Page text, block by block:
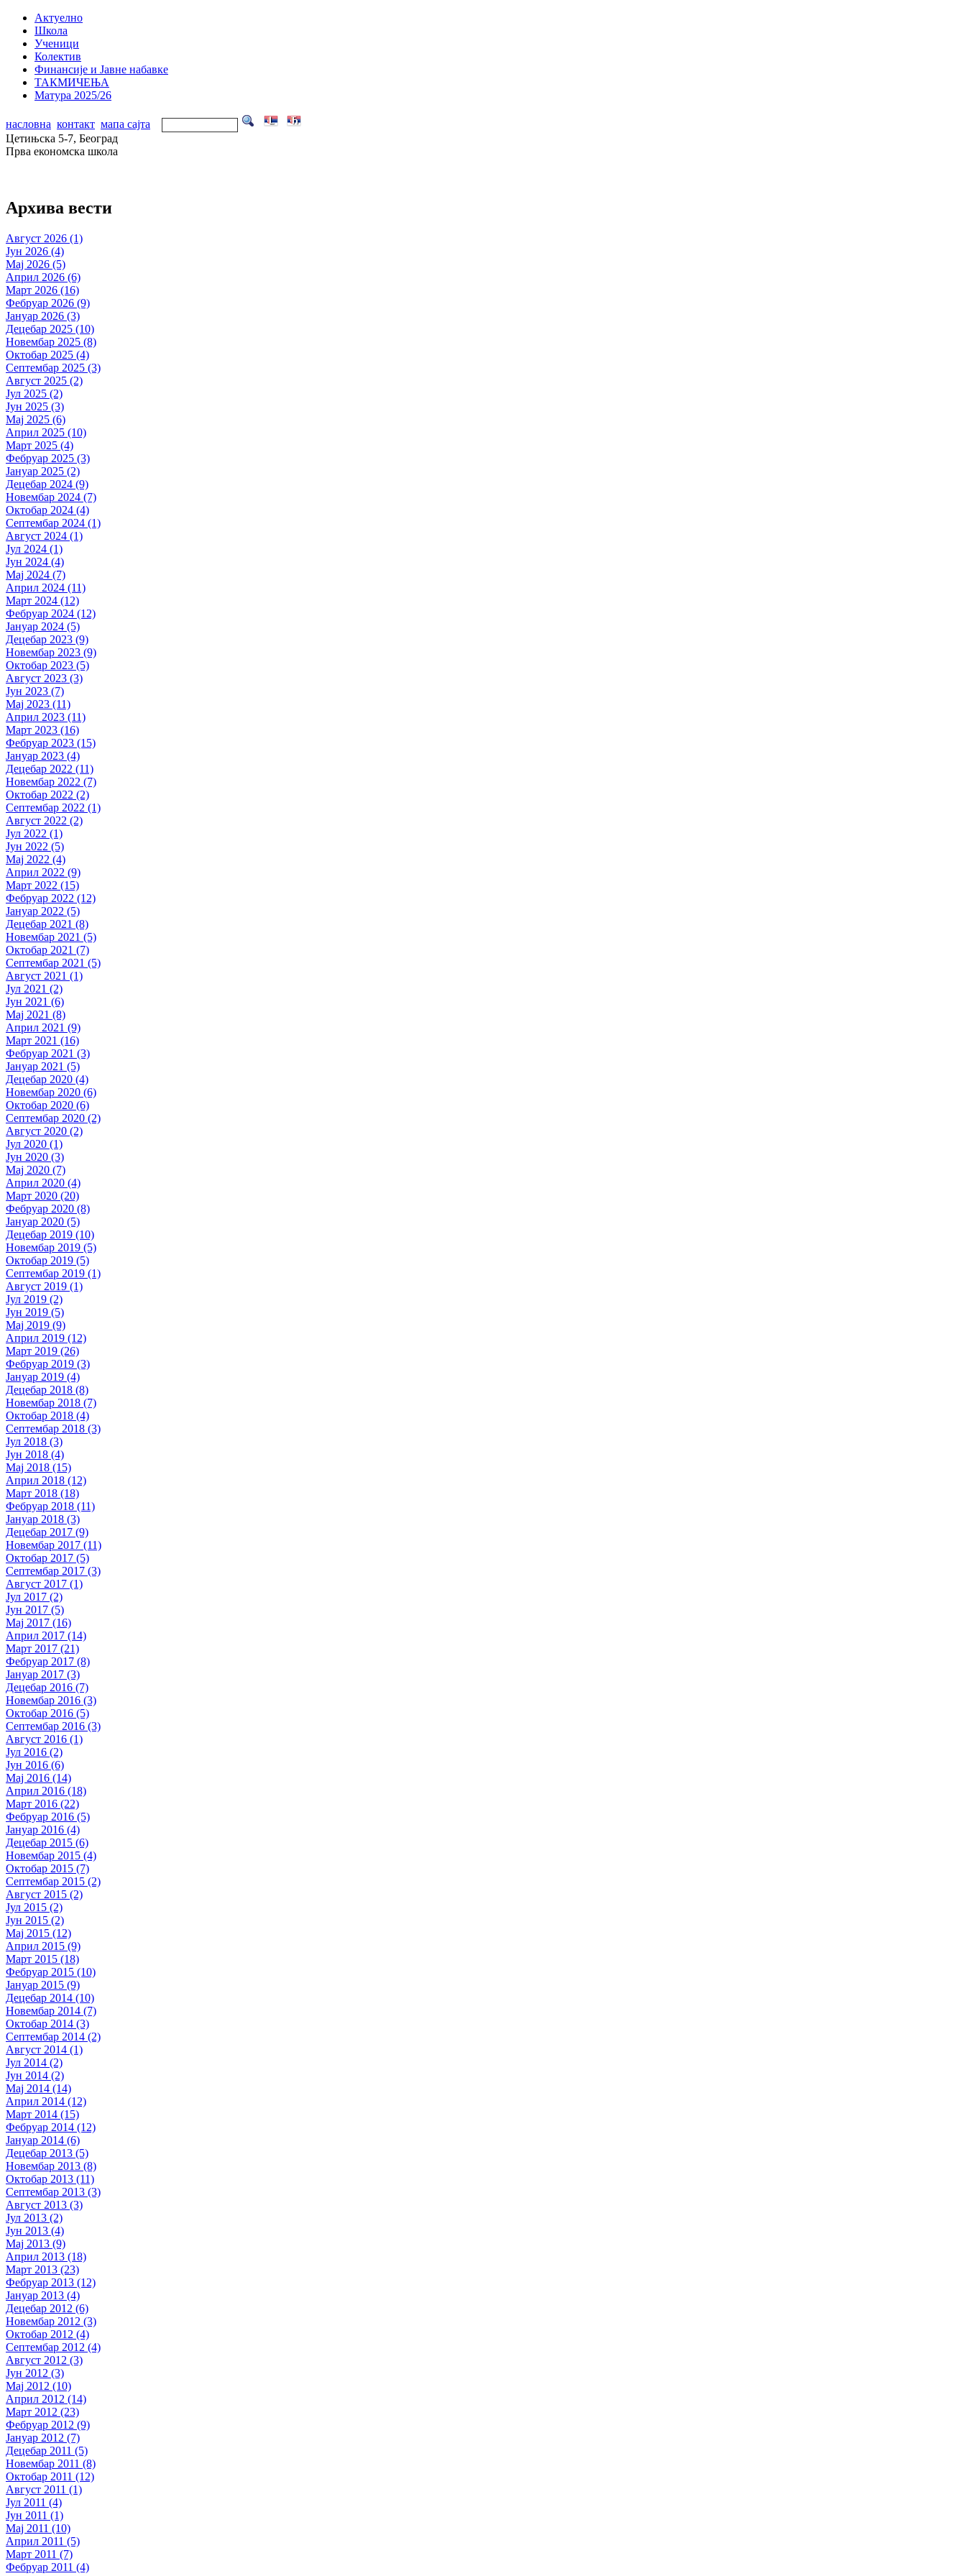
Актуелно
Школа
Ученици
Колектив
Финансије и Јавне набавке
ТАКМИЧЕЊА
Матура 2025/26
насловна контакт мапа сајта
Цетињска 5-7, Београд
Прва економска школа
Архива вести
Август 2026 (1)
Јун 2026 (4)
Мај 2026 (5)
Април 2026 (6)
Март 2026 (16)
Фебруар 2026 (9)
Јануар 2026 (3)
Децебар 2025 (10)
Новембар 2025 (8)
Октобар 2025 (4)
Септембар 2025 (3)
Август 2025 (2)
Јул 2025 (2)
Јун 2025 (3)
Мај 2025 (6)
Април 2025 (10)
Март 2025 (4)
Фебруар 2025 (3)
Јануар 2025 (2)
Децебар 2024 (9)
Новембар 2024 (7)
Октобар 2024 (4)
Септембар 2024 (1)
Август 2024 (1)
Јул 2024 (1)
Јун 2024 (4)
Мај 2024 (7)
Април 2024 (11)
Март 2024 (12)
Фебруар 2024 (12)
Јануар 2024 (5)
Децебар 2023 (9)
Новембар 2023 (9)
Октобар 2023 (5)
Август 2023 (3)
Јун 2023 (7)
Мај 2023 (11)
Април 2023 (11)
Март 2023 (16)
Фебруар 2023 (15)
Јануар 2023 (4)
Децебар 2022 (11)
Новембар 2022 (7)
Октобар 2022 (2)
Септембар 2022 (1)
Август 2022 (2)
Јул 2022 (1)
Јун 2022 (5)
Мај 2022 (4)
Април 2022 (9)
Март 2022 (15)
Фебруар 2022 (12)
Јануар 2022 (5)
Децебар 2021 (8)
Новембар 2021 (5)
Октобар 2021 (7)
Септембар 2021 (5)
Август 2021 (1)
Јул 2021 (2)
Јун 2021 (6)
Мај 2021 (8)
Април 2021 (9)
Март 2021 (16)
Фебруар 2021 (3)
Јануар 2021 (5)
Децебар 2020 (4)
Новембар 2020 (6)
Октобар 2020 (6)
Септембар 2020 (2)
Август 2020 (2)
Јул 2020 (1)
Јун 2020 (3)
Мај 2020 (7)
Април 2020 (4)
Март 2020 (20)
Фебруар 2020 (8)
Јануар 2020 (5)
Децебар 2019 (10)
Новембар 2019 (5)
Октобар 2019 (5)
Септембар 2019 (1)
Август 2019 (1)
Јул 2019 (2)
Јун 2019 (5)
Мај 2019 (9)
Април 2019 (12)
Март 2019 (26)
Фебруар 2019 (3)
Јануар 2019 (4)
Децебар 2018 (8)
Новембар 2018 (7)
Октобар 2018 (4)
Септембар 2018 (3)
Јул 2018 (3)
Јун 2018 (4)
Мај 2018 (15)
Април 2018 (12)
Март 2018 (18)
Фебруар 2018 (11)
Јануар 2018 (3)
Децебар 2017 (9)
Новембар 2017 (11)
Октобар 2017 (5)
Септембар 2017 (3)
Август 2017 (1)
Јул 2017 (2)
Јун 2017 (5)
Мај 2017 (16)
Април 2017 (14)
Март 2017 (21)
Фебруар 2017 (8)
Јануар 2017 (3)
Децебар 2016 (7)
Новембар 2016 (3)
Октобар 2016 (5)
Септембар 2016 (3)
Август 2016 (1)
Јул 2016 (2)
Јун 2016 (6)
Мај 2016 (14)
Април 2016 (18)
Март 2016 (22)
Фебруар 2016 (5)
Јануар 2016 (4)
Децебар 2015 (6)
Новембар 2015 (4)
Октобар 2015 (7)
Септембар 2015 (2)
Август 2015 (2)
Јул 2015 (2)
Јун 2015 (2)
Мај 2015 (12)
Април 2015 (9)
Март 2015 (18)
Фебруар 2015 (10)
Јануар 2015 (9)
Децебар 2014 (10)
Новембар 2014 (7)
Октобар 2014 (3)
Септембар 2014 (2)
Август 2014 (1)
Јул 2014 (2)
Јун 2014 (2)
Мај 2014 (14)
Април 2014 (12)
Март 2014 (15)
Фебруар 2014 (12)
Јануар 2014 (6)
Децебар 2013 (5)
Новембар 2013 (8)
Октобар 2013 (11)
Септембар 2013 (3)
Август 2013 (3)
Јул 2013 (2)
Јун 2013 (4)
Мај 2013 (9)
Април 2013 (18)
Март 2013 (23)
Фебруар 2013 (12)
Јануар 2013 (4)
Децебар 2012 (6)
Новембар 2012 (3)
Октобар 2012 (4)
Септембар 2012 (4)
Август 2012 (3)
Јун 2012 (3)
Мај 2012 (10)
Април 2012 (14)
Март 2012 (23)
Фебруар 2012 (9)
Јануар 2012 (7)
Децебар 2011 (5)
Новембар 2011 (8)
Октобар 2011 (12)
Август 2011 (1)
Јул 2011 (4)
Јун 2011 (1)
Мај 2011 (10)
Април 2011 (5)
Март 2011 (7)
Фебруар 2011 (4)